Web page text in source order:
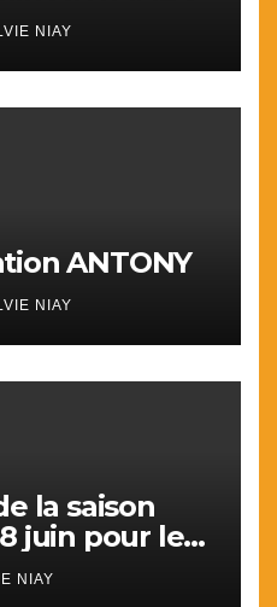
NIAY
ANTONY
NIAY
la saison
juin pour le
NIAY